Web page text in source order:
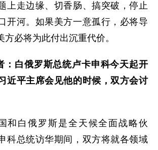
上走边缘、切香肠、搞突破，停止
开河。如果美方一意孤行，必将导
方必将为此付出沉重代价。
：白俄罗斯总统卢卡申科今天起开
近平主席会见他的时候，双方会讨
和白俄罗斯是全天候全面战略伙
科总统访华期间，双方将就各领域